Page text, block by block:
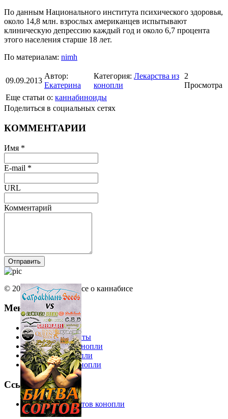
По данным Национального института психического здоровья,
около 14,8 млн. взрослых американцев испытывают
клиническую депрессию каждый год и около 6,7 процента
этого населения старше 18 лет.
По материалам: nimh
09.09.2013
Автор:
Екатерина
Категория: Лекарства из
конопли
2
Просмотра
Еще статьи о: каннабиноиды
Поделиться в социальных сетях
КОММЕНТАРИИ
Имя *
E-mail *
URL
Комментарий
© 2013 Ruhemp.com Все о каннабисе
Меню
Еда из конопли
Интересные факты
Косметика из конопли
Одежда из конопли
Лекарства из конопли
Ссылки
Справочник сортов конопли